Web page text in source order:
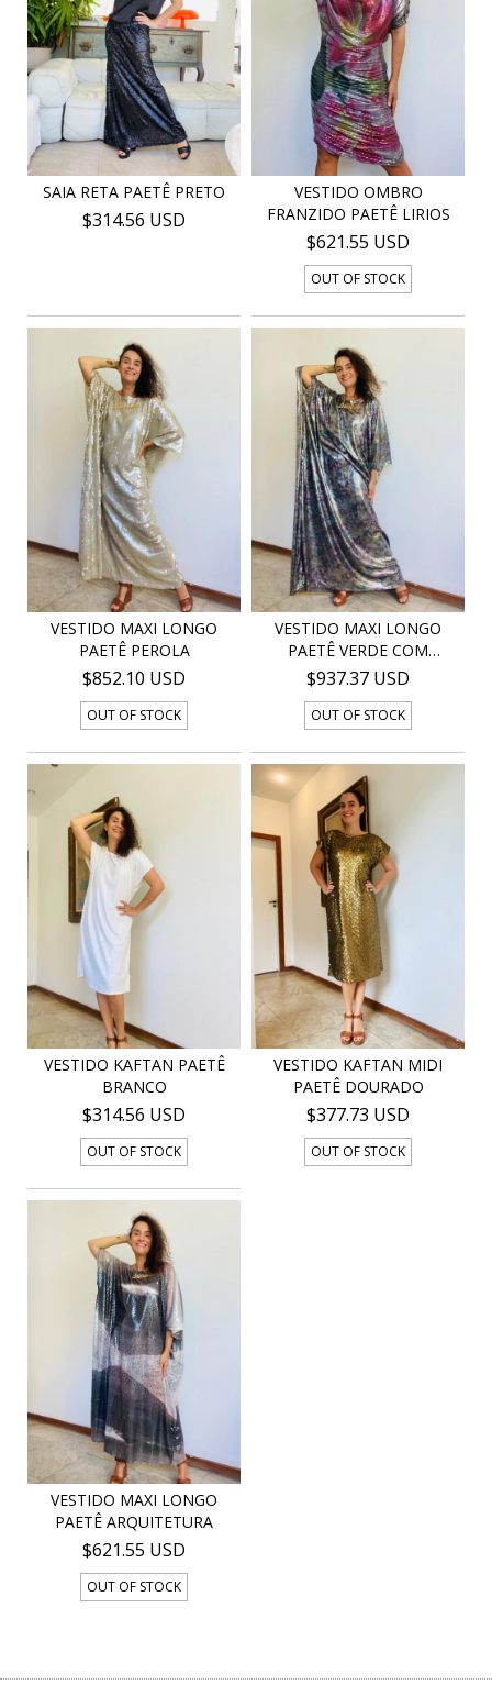
SAIA RETA PAETÊ PRETO
$314.56 USD
VESTIDO OMBRO
FRANZIDO PAETÊ LIRIOS
$621.55 USD
OUT OF STOCK
VESTIDO MAXI LONGO
PAETÊ PEROLA
$852.10 USD
OUT OF STOCK
VESTIDO MAXI LONGO
PAETÊ VERDE COM
DOURA...
$937.37 USD
OUT OF STOCK
VESTIDO KAFTAN PAETÊ
BRANCO
$314.56 USD
OUT OF STOCK
VESTIDO KAFTAN MIDI
PAETÊ DOURADO
$377.73 USD
OUT OF STOCK
VESTIDO MAXI LONGO
PAETÊ ARQUITETURA
$621.55 USD
OUT OF STOCK